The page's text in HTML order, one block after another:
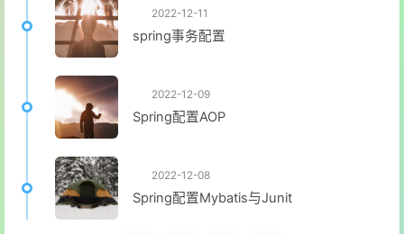
2022-12-11
spring事务配置
2022-12-09
Spring配置AOP
2022-12-08
Spring配置Mybatis与Junit